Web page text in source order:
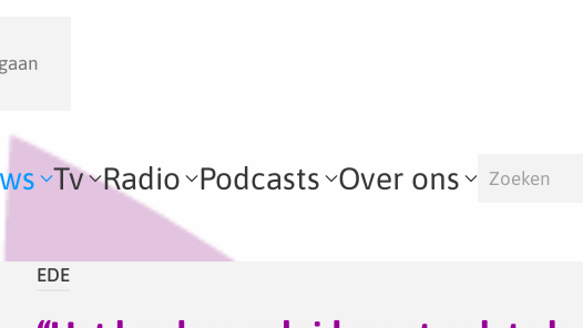
Tv Radio Podcasts Over ons
EDE